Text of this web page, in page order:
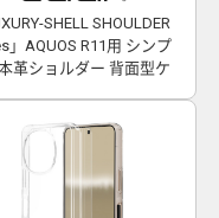
SHELL SHOULDER
」AQUOS R11用 シンプ
革ショルダー 背面型ケ